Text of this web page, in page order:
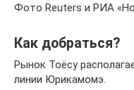
Фото Reuters и РИА
Как добраться?
Рынок Тоёсу
линии Юрикамомэ.